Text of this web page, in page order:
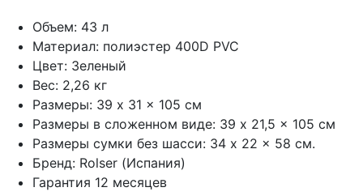
Объем: 43 л
Материал: полиэстер 400D PVC
Цвет: Зеленый
Вес: 2,26 кг
Размеры: 39 x 31 x 105 см
Размеры в сложенном виде: 39 x 21,5 x 105 см
Размеры сумки без шасси: 34 x 22 x 58 см.
Бренд: Rolser (Испания)
Гарантия 12 месяцев